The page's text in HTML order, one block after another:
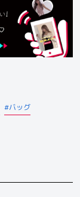
バッグ